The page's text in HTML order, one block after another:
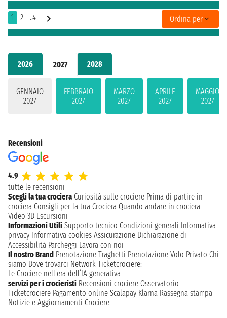
2026 2027 2028
GENNAIO
2027
FEBBRAIO
2027
MARZO
2027
APRILE
2027
MAGGIO
2027
1 2 ..4 Ordina per
Recensioni
4.9
tutte le recensioni
Scegli la tua crociera Curiosità sulle crociere Prima di partire in
crociera Consigli per la tua Crociera Quando andare in crociera
Video 3D Escursioni
Informazioni Utili Supporto tecnico Condizioni generali Informativa
privacy Informativa cookies Assicurazione Dichiarazione di
Accessibilità Parcheggi Lavora con noi
Il nostro Brand Prenotazione Traghetti Prenotazione Volo Privato Chi
siamo Dove trovarci Network Ticketcrociere:
Le Crociere nell’era dell’IA generativa
servizi per i crocieristi Recensioni crociere Osservatorio
Ticketcrociere Pagamento online Scalapay Klarna Rassegna stampa
Notizie e Aggiornamenti Crociere